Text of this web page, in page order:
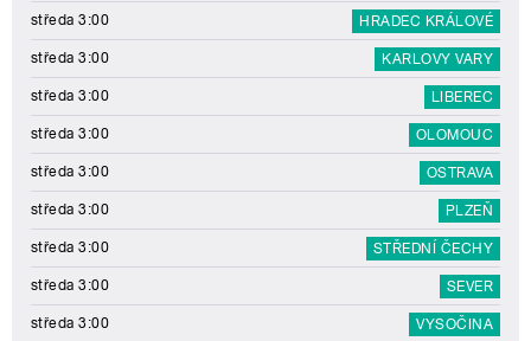
středa 3:00 HRADEC KRÁLOVÉ
středa 3:00 KARLOVY VARY
středa 3:00 LIBEREC
středa 3:00 OLOMOUC
středa 3:00 OSTRAVA
středa 3:00 PLZEŇ
středa 3:00 STŘEDNÍ ČECHY
středa 3:00 SEVER
středa 3:00 VYSOČINA